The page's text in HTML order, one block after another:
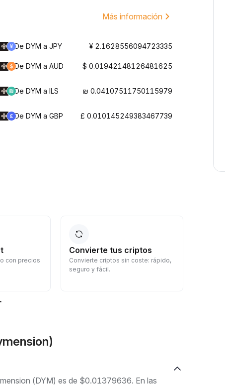
Más información
De DYM a JPY ¥ 2.1628556094723335
De DYM a AUD $ 0.01942148126481625
De DYM a ILS ₪ 0.04107511750115979
De DYM a GBP £ 0.010145249383467739
con precios
Convierte tus criptos
Convierte criptos sin coste: rápido,
seguro y fácil.
(DYM) es de $0.01379636. En las